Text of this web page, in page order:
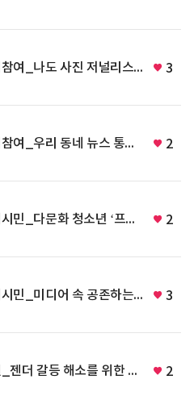
[미디어탐구생활][고등] 사회참여_나도 사진 저널리스트 (Picture Justice 프로젝트) 3
[미디어탐구생활][고등] 사회참여_우리 동네 뉴스 통신사 만들기 2
[미디어탐구생활][고등] 세계시민_다문화 청소년 ‘프레이밍’ 효과 분석하기 2
[미디어탐구생활][고등] 세계시민_미디어 속 공존하는 세계문화 맛보기 3
[미디어탐구생활][고등] 인권_젠더 갈등 해소를 위한 소셜 2